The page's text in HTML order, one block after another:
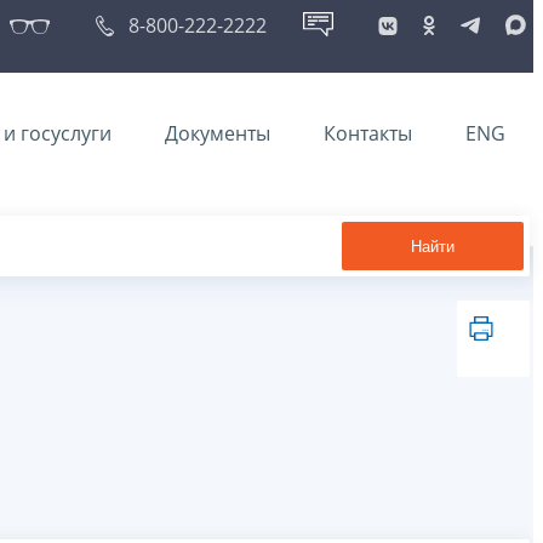
8-800-222-2222
госуслуги Документы Контакты ENG
Найти